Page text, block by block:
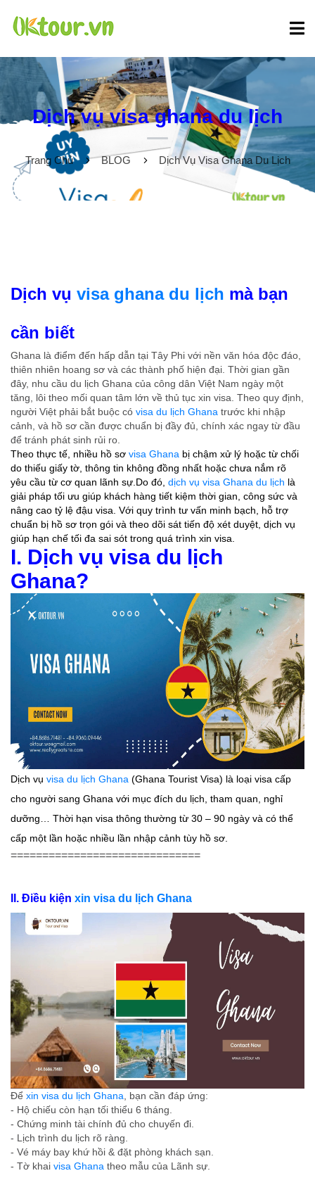
Dịch vụ visa ghana du lịch
Trang Chủ BLOG Dịch Vụ Visa Ghana Du Lịch
Dịch vụ visa ghana du lịch mà bạn
cần biết
Ghana là điểm đến hấp dẫn tại Tây Phi với nền văn hóa độc đáo,
thiên nhiên hoang sơ và các thành phố hiện đại. Thời gian gần
đây, nhu cầu du lịch Ghana của công dân Việt Nam ngày một
tăng, lôi theo mối quan tâm lớn về thủ tục xin visa. Theo quy định,
người Việt phải bắt buộc có visa du lịch Ghana trước khi nhập
cảnh, và hồ sơ cần được chuẩn bị đầy đủ, chính xác ngay từ đầu
để tránh phát sinh rủi ro.
Theo thực tế, nhiều hồ sơ visa Ghana bị chậm xử lý hoặc từ chối
do thiếu giấy tờ, thông tin không đồng nhất hoặc chưa nắm rõ
yêu cầu từ cơ quan lãnh sự.Do đó, dịch vụ visa Ghana du lịch là
giải pháp tối ưu giúp khách hàng tiết kiệm thời gian, công sức và
nâng cao tỷ lệ đậu visa. Với quy trình tư vấn minh bạch, hỗ trợ
chuẩn bị hồ sơ trọn gói và theo dõi sát tiến độ xét duyệt, dịch vụ
giúp hạn chế tối đa sai sót trong quá trình xin visa.
I. Dịch vụ visa du lịch
Ghana?
Dịch vụ visa du lịch Ghana (Ghana Tourist Visa) là loại visa cấp
cho người sang Ghana với mục đích du lịch, tham quan, nghỉ
dưỡng… Thời hạn visa thông thường từ 30 – 90 ngày và có thể
cấp một lần hoặc nhiều lần nhập cảnh tùy hồ sơ.
==============================
II. Điều kiện xin visa du lịch Ghana
Để xin visa du lịch Ghana, bạn cần đáp ứng:
- Hộ chiếu còn hạn tối thiểu 6 tháng.
- Chứng minh tài chính đủ cho chuyến đi.
- Lịch trình du lịch rõ ràng.
- Vé máy bay khứ hồi & đặt phòng khách sạn.
- Tờ khai visa Ghana theo mẫu của Lãnh sự.